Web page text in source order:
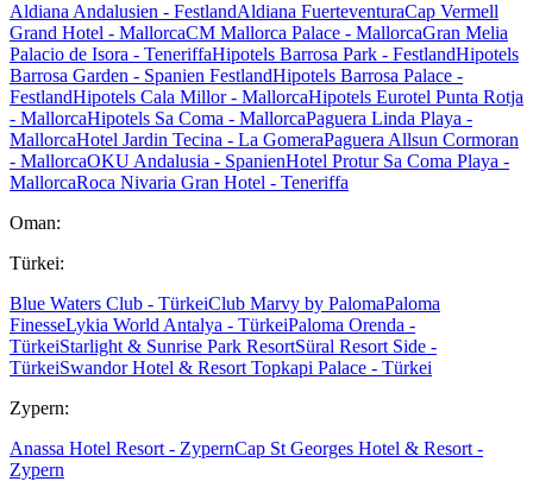
Aldiana Andalusien - FestlandAldiana FuerteventuraCap Vermell
Grand Hotel - MallorcaCM Mallorca Palace - MallorcaGran Melia
Palacio de Isora - TeneriffaHipotels Barrosa Park - FestlandHipotels
Barrosa Garden - Spanien FestlandHipotels Barrosa Palace -
FestlandHipotels Cala Millor - MallorcaHipotels Eurotel Punta Rotja
- MallorcaHipotels Sa Coma - MallorcaPaguera Linda Playa -
MallorcaHotel Jardin Tecina - La GomeraPaguera Allsun Cormoran
- MallorcaOKU Andalusia - SpanienHotel Protur Sa Coma Playa -
MallorcaRoca Nivaria Gran Hotel - Teneriffa
Oman:
Türkei:
Blue Waters Club - TürkeiClub Marvy by PalomaPaloma
FinesseLykia World Antalya - TürkeiPaloma Orenda -
TürkeiStarlight & Sunrise Park ResortSüral Resort Side -
TürkeiSwandor Hotel & Resort Topkapi Palace - Türkei
Zypern:
Anassa Hotel Resort - ZypernCap St Georges Hotel & Resort -
Zypern